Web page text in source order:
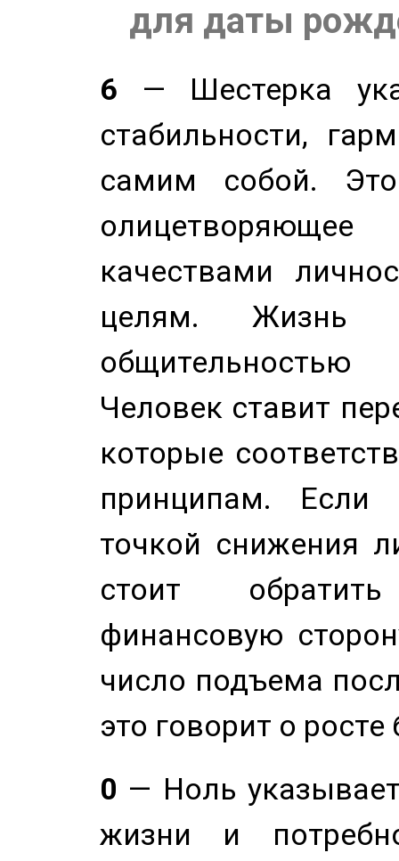
для даты
6 — Шестерка
стабильности,
самим собой.
качествами
целям. Жизнь
Человек ставит
которые
принципам. Если
точкой снижения
стоит
финансовую
число подъема
это говорит о
0 — Ноль
жизни и